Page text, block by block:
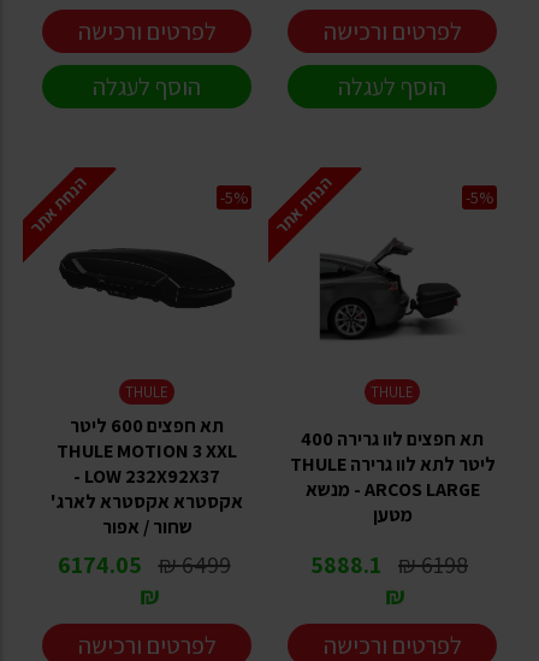
לפרטים ורכישה
הוסף לעגלה
לפרטים ורכישה
הוסף לעגלה
הנחת אתר
THULE
תא חפצים לוו גרירה 400
ליטר לתא לוו גרירה THULE
ARCOS LARGE - מנשא
מטען
6198 ₪
5888.1
₪
-5%
לפרטים ורכישה
הנחת אתר
THULE
תא חפצים 600 ליטר
THULE MOTION 3 XXL
LOW 232X92X37 -
אקסטרא אקסטרא לארג'
שחור / אפור
6499 ₪
6174.05
₪
-5%
לפרטים ורכישה